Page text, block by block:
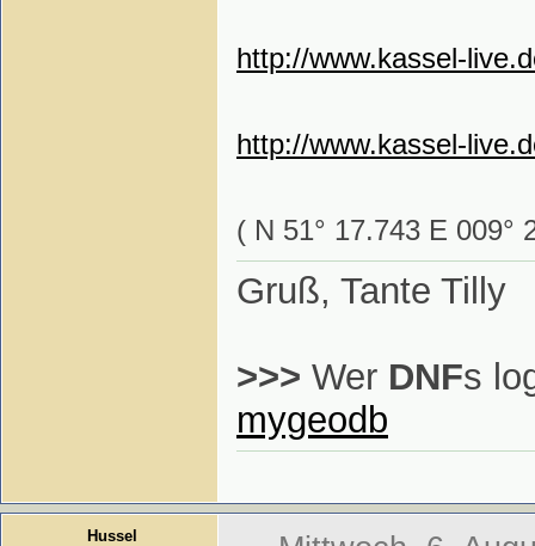
http://www.kassel-
http://www.kassel-
( N 51° 17.743 E 009°
Gruß, Tante Tilly
>>> Wer DNFs
mygeodb
Hussel